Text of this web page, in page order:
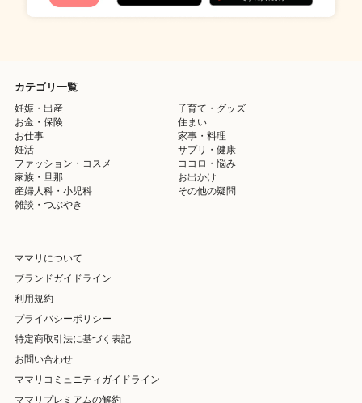
カテゴリ一覧
妊娠・出産
子育て・グッズ
お金・保険
住まい
お仕事
家事・料理
妊活
サプリ・健康
ファッション・コスメ
ココロ・悩み
家族・旦那
お出かけ
産婦人科・小児科
その他の疑問
雑談・つぶやき
ママリについて
ブランドガイドライン
利用規約
プライバシーポリシー
特定商取引法に基づく表記
お問い合わせ
ママリコミュニティガイドライン
ママリプレミアムの解約